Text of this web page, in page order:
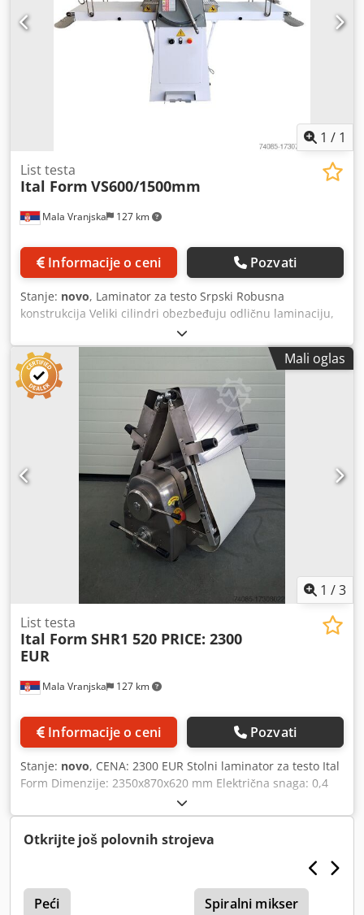
1 / 1
Mala Vranjska 127 km
List testa
Ital Form VS600/1500mm
Informacije o ceni Pozvati
Stanje: novo, Laminator za testo Srpski Robusna
konstrukcija Veliki cilindri obezbeđuju odličnu laminaciju,
kao i pouzdanost i visoku izdržljivost Dimenzije otvorene
mašine: 3380k1010k1160mm Dedpeuug Emofx Alnjck
Dimenzije zatvorene mašine: 1080k1010k2250mm Dužina
trake: 1500mm Električna snaga: KSNUMKSkV /
KSNUMKSkV Napon: 400V 50Hz Maksimalna količina
obradivog testa: 8kg Težina mašine: 250 kg
Mali oglas
1 /3
Mala Vranjska 127 km
List testa
Ital Form SHR1 520 PRICE: 2300
EUR
Informacije o ceni Pozvati
Stanje: novo, CENA: 2300 EUR Stolni laminator za testo Ital
Form Dimenzije: 2350x870x620 mm Električna snaga: 0,4
kW Napon: 220V 50Hz Dedpfx Alouuhn Ajnock Razmak sa
podesivim valjkom: 1-35 mm Težina: 150 kg
Otkrijte još polovnih strojeva
Peći Spiralni mikser